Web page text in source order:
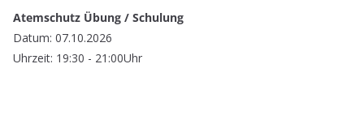
Atemschutz Übung / Schulung
Datum: 07.10.2026
Uhrzeit: 19:30 - 21:00Uhr